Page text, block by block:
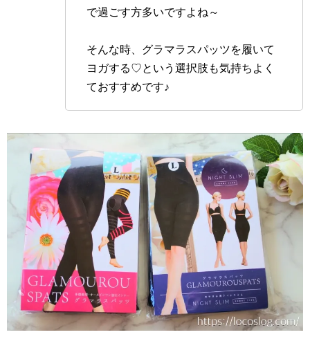
で過ごす方多いですよね～
そんな時、グラマラスパッツを履いて
ヨガする♡という選択肢も気持ちよく
ておすすめです♪